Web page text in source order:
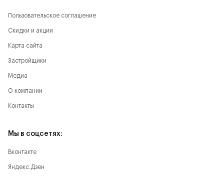
Пользовательское соглашение
Скидки и акции
Карта сайта
Застройщики
Медиа
О компании
Контакты
Мы в соцсетях:
Вконтакте
Яндекс.Дзен